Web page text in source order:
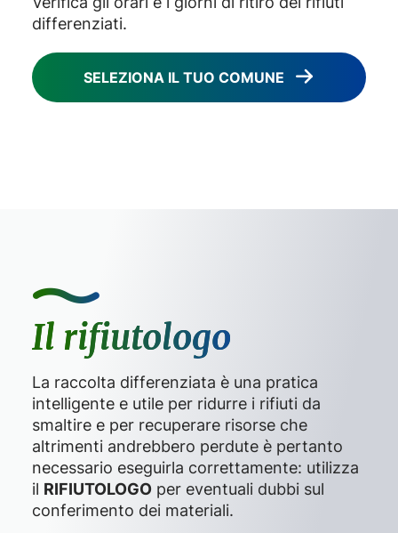
differenziati.
SELEZIONA IL TUO COMUNE
Il rifiutologo
La raccolta differenziata è una pratica
intelligente e utile per ridurre i rifiuti da
smaltire e per recuperare risorse che
altrimenti andrebbero perdute è pertanto
necessario eseguirla correttamente: utilizza
il RIFIUTOLOGO per eventuali dubbi sul
conferimento dei materiali.